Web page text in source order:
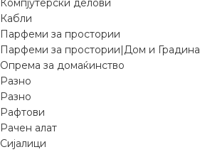
Компјутерски делови
Кабли
Парфеми за простории
Парфеми за простории|Дом и Градина
Опрема за домаќинство
Разно
Разно
Рафтови
Рачен алат
Сијалици